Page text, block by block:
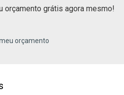
orçamento grátis agora mesmo!
orçamento